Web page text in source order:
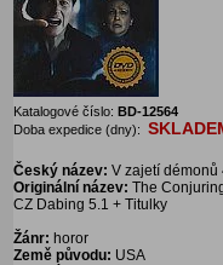
Katalogové číslo: BD-12564
Doba expedice (dny):
Český název: V zajetí démonů
Originální název: The
CZ Dabing 5.1 + Titulky
Žánr: horor
Země původu: USA